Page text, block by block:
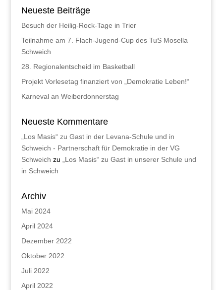
Neueste Beiträge
Besuch der Heilig-Rock-Tage in Trier
Teilnahme am 7. Flach-Jugend-Cup des TuS Mosella
Schweich
28. Regionalentscheid im Basketball
Projekt Vorlesetag finanziert von „Demokratie Leben!“
Karneval an Weiberdonnerstag
Neueste Kommentare
„Los Masis“ zu Gast in der Levana-Schule und in
Schweich - Partnerschaft für Demokratie in der VG
Schweich zu
„Los Masis“ zu Gast in unserer Schule und
in Schweich
Archiv
Mai 2024
April 2024
Dezember 2022
Oktober 2022
Juli 2022
April 2022